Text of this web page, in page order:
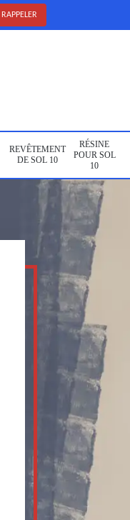
REVÊTEMENT
DE SOL 10
RÉSINE
POUR SOL
10